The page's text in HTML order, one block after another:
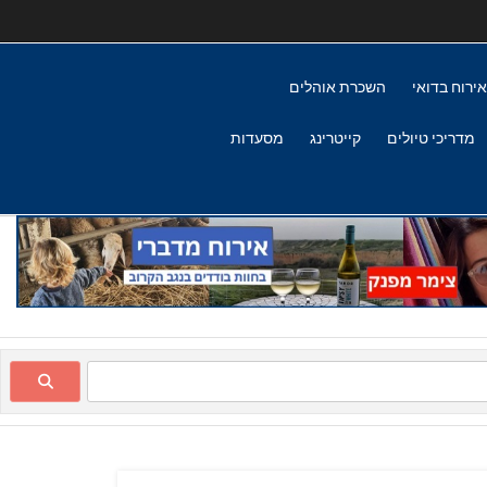
אירוח בדואי השכרת אוהלים
מדריכי טיולים קייטרינג מסעדות